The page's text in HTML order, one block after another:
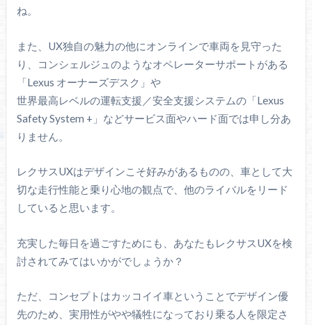
ね。
また、UX独自の魅力の他にオンラインで車両を見守った
り、コンシェルジュのようなオペレーターサポートがある
「Lexus オーナーズデスク」や
世界最高レベルの運転支援／安全支援システムの「Lexus
Safety System +」などサービス面やハード面では申し分あ
りません。
レクサスUXはデザインこそ好みがあるものの、車として大
切な走行性能と乗り心地の観点で、他のライバルをリード
していると思います。
充実した毎日を過ごすためにも、あなたもレクサスUXを検
討されてみてはいかがでしょうか？
ただ、コンセプトはカッコイイ車ということでデザイン優
先のため、実用性がやや犠牲になっており乗る人を限定さ